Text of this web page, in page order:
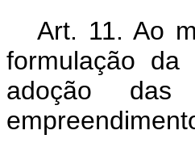
Art. 11. Ao
formulação
adoção das